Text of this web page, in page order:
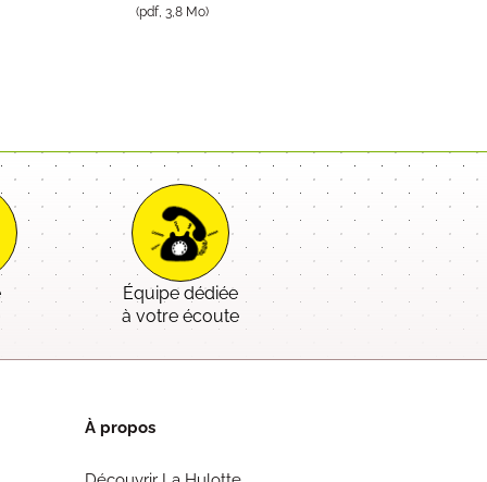
(pdf, 3,8 Mo)
Équipe dédiée
à votre écoute
À propos